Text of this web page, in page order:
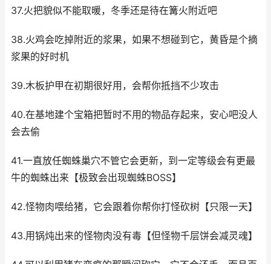
37.火把貌似不能取暖，冬季还是待在篝火附近吧
38.火鸡会吃掉附近的浆果，如果不想碰到它，黄昏是个摘
浆果的好时机
39.木板护甲在初期很好用，会帮你抵挡不少攻击
40.在基地建个宝箱把暂时不用的物品存起来，安心吧没人
会去偷
41.一直放任蜘蛛巢穴不管它会更新，到一定等级会有更最
牛的蜘蛛出来【极致会出现蜘蛛BOSS】
42.怪物肉喂给猪，它会跟着你帮你打怪砍树【只限一天】
43.用锅炖出来的怪物肉没有毒【但怪物千层饼会减灵魂】